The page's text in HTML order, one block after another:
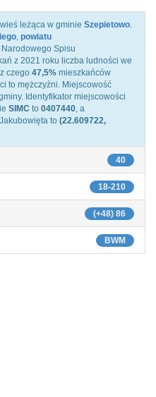
leżąca w gminie Szepietowo.
, powiatu
Narodowego Spisu
z 2021 roku liczba ludności we
z czego 47,5% mieszkańców
to mężczyźni. Miejscowość
Identyfikator miejscowości
SIMC to 0407440, a
to (22.609722,
40
18-210
(+48) 86
BWM